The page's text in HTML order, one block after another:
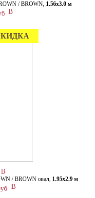
/ BROWN, 1.56х3.0 м
/ BROWN овал, 1.95х2.9 м